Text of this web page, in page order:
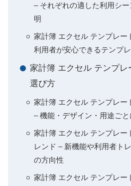
– それぞれの適した利用シ
明
家計簿 エクセル テンプレー
利用者が安心できるテンプ
家計簿 エクセル テンプレ
選び方
家計簿 エクセル テンプレー
– 機能・デザイン・用途ご
家計簿 エクセル テンプレー
レンド – 新機能や利用者ト
の方向性
家計簿 エクセル テンプレー